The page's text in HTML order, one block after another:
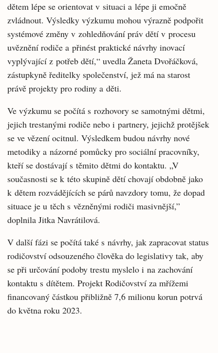
dětem lépe se orientovat v situaci a lépe ji emočně
zvládnout. Výsledky výzkumu mohou výrazně podpořit
systémové změny v zohledňování práv dětí v procesu
uvěznění rodiče a přinést praktické návrhy inovací
vyplývající z potřeb dětí,“ uvedla Žaneta Dvořáčková,
zástupkyně ředitelky společenství, jež má na starost
právě projekty pro rodiny a děti.
Ve výzkumu se počítá s rozhovory se samotnými dětmi,
jejich trestanými rodiče nebo i partnery, jejichž protějšek
se ve vězení ocitnul. Výsledkem budou návrhy nové
metodiky a názorné pomůcky pro sociální pracovníky,
kteří se dostávají s těmito dětmi do kontaktu. „V
současnosti se k této skupině dětí chovají obdobně jako
k dětem rozvádějících se párů navzdory tomu, že dopad
situace je u těch s vězněnými rodiči masivnější,”
doplnila Jitka Navrátilová.
V další fázi se počítá také s návrhy, jak zapracovat status
rodičovství odsouzeného člověka do legislativy tak, aby
se při určování podoby trestu myslelo i na zachování
kontaktu s dítětem. Projekt Rodičovství za mřížemi
financovaný částkou přibližně 7,6 milionu korun potrvá
do května roku 2023.